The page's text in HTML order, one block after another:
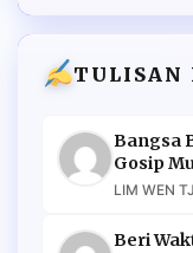
TULISAN
Bangsa
Gosip
LIM WEN
Beri